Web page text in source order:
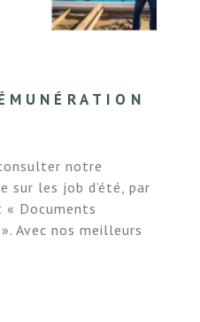
notre
sur les job d’été, par
« Documents
Avec nos meilleurs